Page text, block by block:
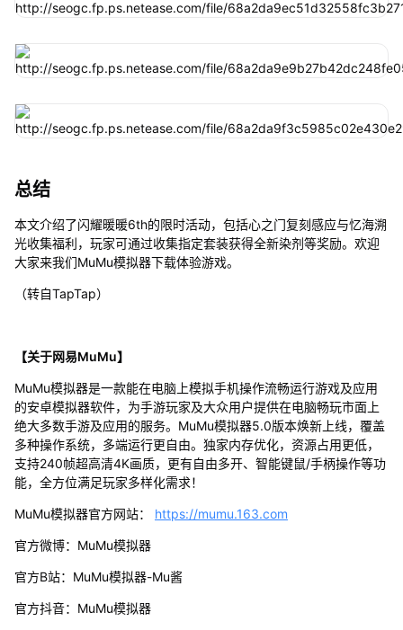
总结
本文介绍了闪耀暖暖6th的限时活动，包括心之门复刻感应与忆海溯
光收集福利，玩家可通过收集指定套装获得全新染剂等奖励。欢迎
大家来我们MuMu模拟器下载体验游戏。
（转自TapTap）
【关于网易MuMu】
MuMu模拟器是一款能在电脑上模拟手机操作流畅运行游戏及应用
的安卓模拟器软件，为手游玩家及大众用户提供在电脑畅玩市面上
绝大多数手游及应用的服务。MuMu模拟器5.0版本焕新上线，覆盖
多种操作系统，多端运行更自由。独家内存优化，资源占用更低，
支持240帧超高清4K画质，更有自由多开、智能键鼠/手柄操作等功
能，全方位满足玩家多样化需求！
MuMu模拟器官方网站： https://mumu.163.com
官方微博：MuMu模拟器
官方B站：MuMu模拟器-Mu酱
官方抖音：MuMu模拟器